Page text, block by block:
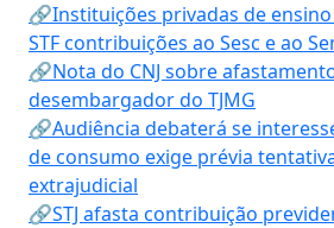
🔗Instituições privadas de
STF contribuições ao Sesc e ao
🔗Nota do CNJ sobre
desembargador do TJMG
🔗Audiência debaterá se
de consumo exige prévia
extrajudicial
🔗STJ afasta contribuição